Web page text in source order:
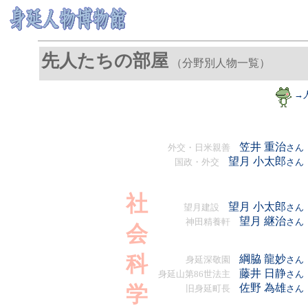
先人たちの部屋 （分野別人物一覧）
→
社
会
科
学
外交・日米親善 笠井 重治さん
国政・外交 望月 小太郎さん
望月建設 望月 小太郎さん
神田精養軒 望月 継治さん
身延深敬園 綱脇 龍妙さん
身延山第86世法主 藤井 日静さん
旧身延町長 佐野 為雄さん